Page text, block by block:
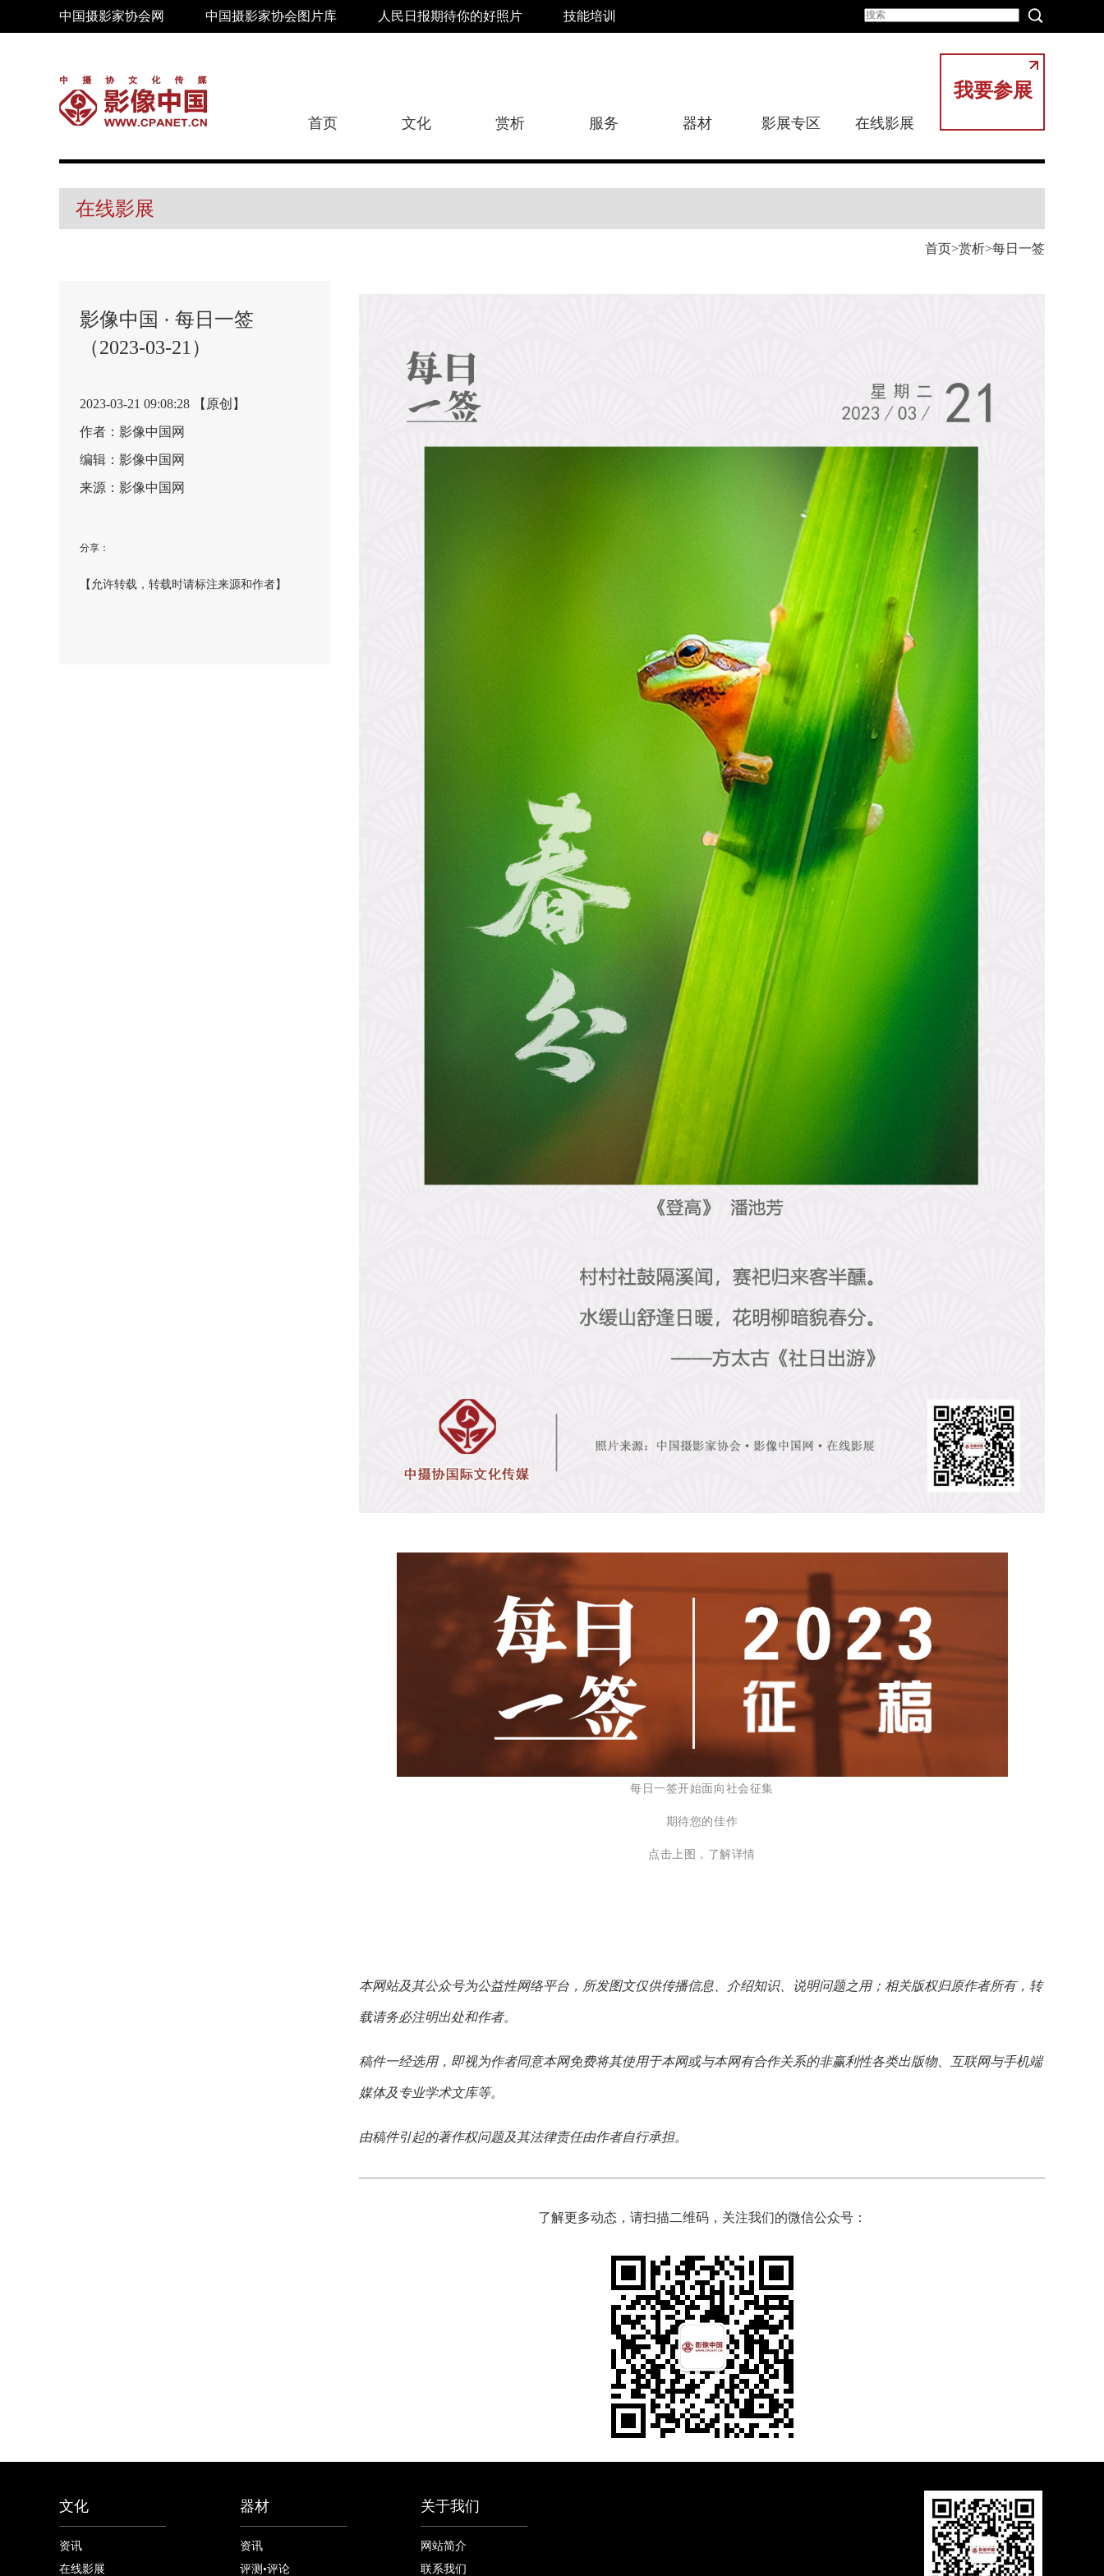
中国摄影家协会网 中国摄影家协会图片库 人民日报期待你的好照片 技能培训
我要参展
首页 文化 赏析 服务 器材 影展专区 在线影展
在线影展
首页 赏析 每日一签
影像中国 · 每日一签
（2023-03-21）
2023-03-21 09:08:28 【原创】
作者：影像中国网
编辑：影像中国网
来源：影像中国网
分享：
【允许转载，转载时请标注来源和作者】
每日一签开始面向社会征集
期待您的佳作
点击上图，了解详情
本网站及其公众号为公益性网络平台，所发图文仅供传播信息、介绍知识、说明问题之用；相关版权归原作者所有，转
载请务必注明出处和作者。
稿件一经选用，即视为作者同意本网免费将其使用于本网或与本网有合作关系的非赢利性各类出版物、互联网与手机端
媒体及专业学术文库等。
由稿件引起的著作权问题及其法律责任由作者自行承担。
了解更多动态，请扫描二维码，关注我们的微信公众号：
文化
资讯
在线影展
器材
资讯
评测•评论
关于我们
网站简介
联系我们